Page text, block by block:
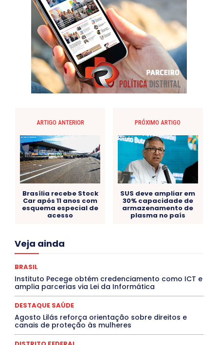
ARTIGO ANTERIOR
Brasília recebe Stock
Car após 11 anos com
esquema especial de
acesso
PRÓXIMO ARTIGO
SUS deve ampliar em
30% capacidade de
armazenamento de
plasma no país
Veja ainda
Acre
Congressuanas & Esplanadumas
Crônica Política
Cultura e Tal
DANÇA Dengue
Denuncia
DESTAQUE BRASIL
DESTAQUE DF
DESTAQUE SAÚDE
DESTAQUES OUTROS
ELEIÇÕES
EMPREGO E OPORTUNIDADES
ENTORNO
Especial
Espírito Santo
EVENTOS
EXPOSIÇÃO Featured
Febre Amarela
BRASIL
Instituto Pecege obtém credenciamento como ICT e
amplia parcerias via Lei da Informática
DESTAQUE SAÚDE
Agosto Lilás reforça orientação sobre direitos e
canais de proteção às mulheres